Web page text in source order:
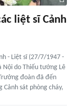
liệt sĩ Cảnh
- Liệt sĩ (27/7/1947 -
Nội do Thiếu tướng Lê
đoàn đã đến
sát phòng cháy,